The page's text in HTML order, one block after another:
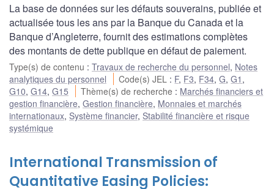
La base de données sur les défauts souverains, publiée et
actualisée tous les ans par la Banque du Canada et la
Banque d’Angleterre, fournit des estimations complètes
des montants de dette publique en défaut de paiement.
Type(s) de contenu : Travaux de recherche du personnel, Notes
analytiques du personnel
Code(s) JEL : F, F3, F34,G,G1 ,
G10, G14, G15 Thème(s) de recherche : Marchés financiers et
gestion financière, Gestion financière, Monnaies et marchés
internationaux, Système financier, Stabilité financière et risque
systémique
International Transmission of
Quantitative Easing Policies: